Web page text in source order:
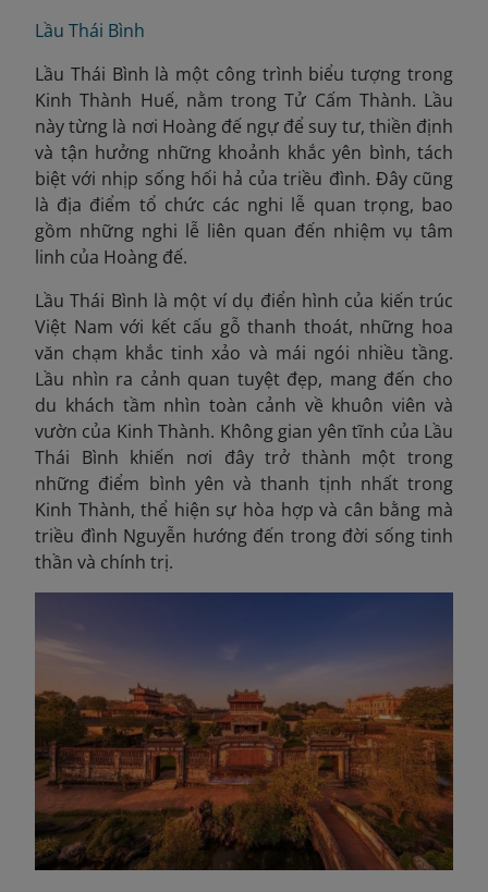
Lầu Thái Bình
Lầu Thái Bình là một công trình biểu tượng trong
Kinh Thành Huế, nằm trong Tử Cấm Thành. Lầu
này từng là nơi Hoàng đế ngự để suy tư, thiền định
và tận hưởng những khoảnh khắc yên bình, tách
biệt với nhịp sống hối hả của triều đình. Đây cũng
là địa điểm tổ chức các nghi lễ quan trọng, bao
gồm những nghi lễ liên quan đến nhiệm vụ tâm
linh của Hoàng đế.
Lầu Thái Bình là một ví dụ điển hình của kiến trúc
Việt Nam với kết cấu gỗ thanh thoát, những hoa
văn chạm khắc tinh xảo và mái ngói nhiều tầng.
Lầu nhìn ra cảnh quan tuyệt đẹp, mang đến cho
du khách tầm nhìn toàn cảnh về khuôn viên và
vườn của Kinh Thành. Không gian yên tĩnh của Lầu
Thái Bình khiến nơi đây trở thành một trong
những điểm bình yên và thanh tịnh nhất trong
Kinh Thành, thể hiện sự hòa hợp và cân bằng mà
triều đình Nguyễn hướng đến trong đời sống tinh
thần và chính trị.